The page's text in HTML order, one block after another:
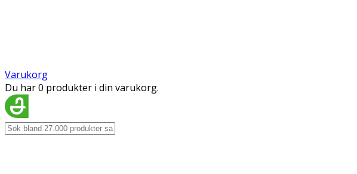
Varukorg
Du har 0 produkter i din varukorg.